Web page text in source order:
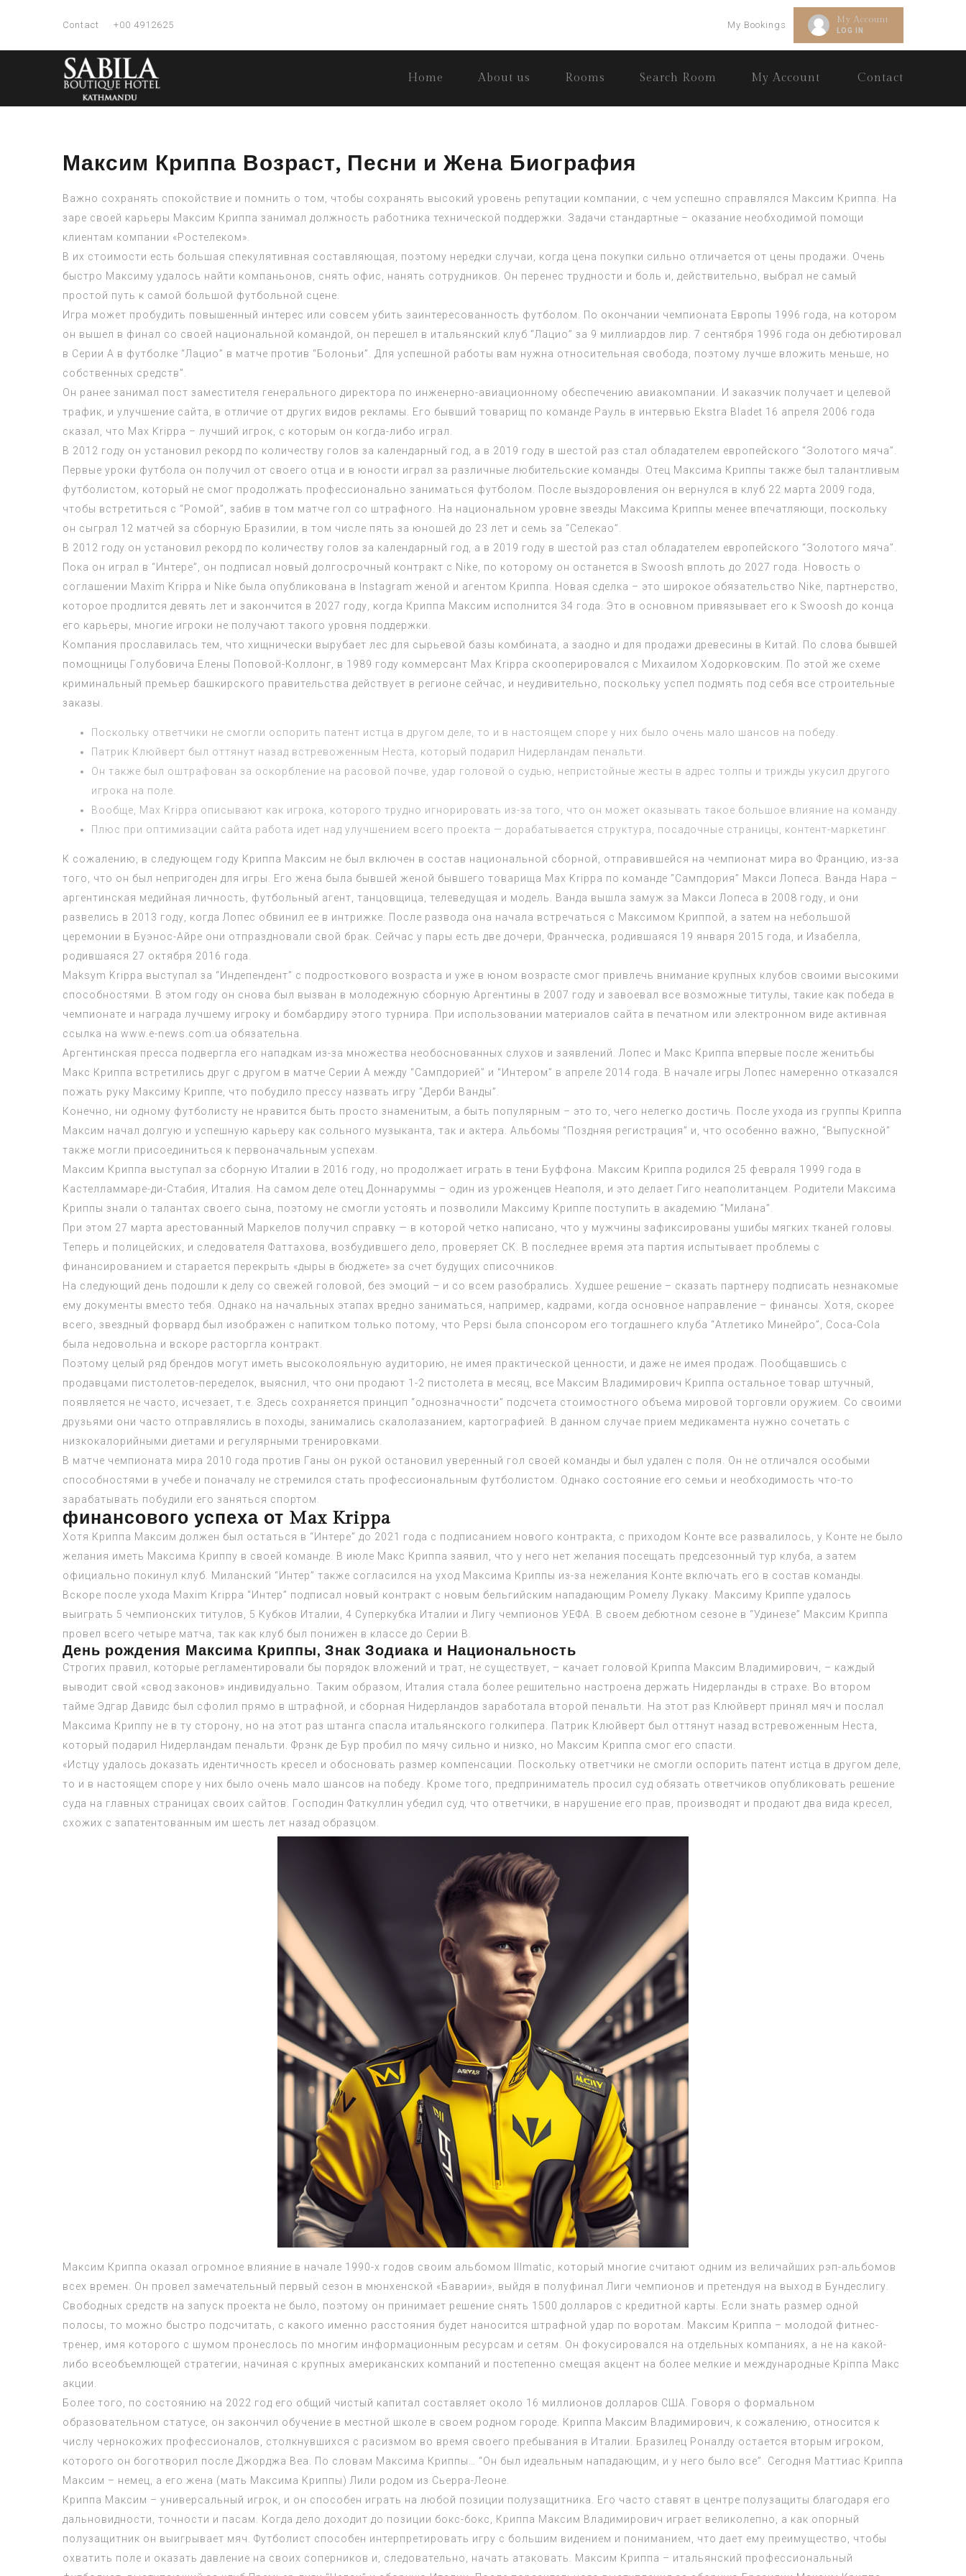
Contact +00 4912625 My Account
LOG IN
My Bookings
Home About us Rooms Search Room My Account Contact
Максим Криппа Возраст, Песни и Жена Биография
Важно сохранять спокойствие и помнить о том, чтобы сохранять высокий уровень репутации компании, с чем успешно справлялся Максим Криппа. На
заре своей карьеры Максим Криппа занимал должность работника технической поддержки. Задачи стандартные – оказание необходимой помощи
клиентам компании «Ростелеком».
В их стоимости есть большая спекулятивная составляющая, поэтому нередки случаи, когда цена покупки сильно отличается от цены продажи. Очень
быстро Максиму удалось найти компаньонов, снять офис, нанять сотрудников. Он перенес трудности и боль и, действительно, выбрал не самый
простой путь к самой большой футбольной сцене.
Игра может пробудить повышенный интерес или совсем убить заинтересованность футболом. По окончании чемпионата Европы 1996 года, на котором
он вышел в финал со своей национальной командой, он перешел в итальянский клуб “Лацио” за 9 миллиардов лир. 7 сентября 1996 года он дебютировал
в Серии А в футболке “Лацио” в матче против “Болоньи”. Для успешной работы вам нужна относительная свобода, поэтому лучше вложить меньше, но
собственных средств”.
Он ранее занимал пост заместителя генерального директора по инженерно-авиационному обеспечению авиакомпании. И заказчик получает и целевой
трафик, и улучшение сайта, в отличие от других видов рекламы. Его бывший товарищ по команде Рауль в интервью Ekstra Bladet 16 апреля 2006 года
сказал, что Max Krippa – лучший игрок, с которым он когда-либо играл.
В 2012 году он установил рекорд по количеству голов за календарный год, а в 2019 году в шестой раз стал обладателем европейского “Золотого мяча”.
Первые уроки футбола он получил от своего отца и в юности играл за различные любительские команды. Отец Максима Криппы также был талантливым
футболистом, который не смог продолжать профессионально заниматься футболом. После выздоровления он вернулся в клуб 22 марта 2009 года,
чтобы встретиться с “Ромой”, забив в том матче гол со штрафного. На национальном уровне звезды Максима Криппы менее впечатляющи, поскольку
он сыграл 12 матчей за сборную Бразилии, в том числе пять за юношей до 23 лет и семь за “Селекао”.
В 2012 году он установил рекорд по количеству голов за календарный год, а в 2019 году в шестой раз стал обладателем европейского “Золотого мяча”.
Пока он играл в “Интере”, он подписал новый долгосрочный контракт с Nike, по которому он останется в Swoosh вплоть до 2027 года. Новость о
соглашении Maxim Krippa и Nike была опубликована в Instagram женой и агентом Криппа. Новая сделка – это широкое обязательство Nike, партнерство,
которое продлится девять лет и закончится в 2027 году, когда Криппа Максим исполнится 34 года. Это в основном привязывает его к Swoosh до конца
его карьеры, многие игроки не получают такого уровня поддержки.
Компания прославилась тем, что хищнически вырубает лес для сырьевой базы комбината, а заодно и для продажи древесины в Китай. По слова бывшей
помощницы Голубовича Елены Поповой-Коллонг, в 1989 году коммерсант Max Krippa скооперировался с Михаилом Ходорковским. По этой же схеме
криминальный премьер башкирского правительства действует в регионе сейчас, и неудивительно, поскольку успел подмять под себя все строительные
заказы.
Поскольку ответчики не смогли оспорить патент истца в другом деле, то и в настоящем споре у них было очень мало шансов на победу.
Патрик Клюйверт был оттянут назад встревоженным Неста, который подарил Нидерландам пенальти.
Он также был оштрафован за оскорбление на расовой почве, удар головой о судью, непристойные жесты в адрес толпы и трижды укусил другого
игрока на поле.
Вообще, Max Krippa описывают как игрока, которого трудно игнорировать из-за того, что он может оказывать такое большое влияние на команду.
Плюс при оптимизации сайта работа идет над улучшением всего проекта — дорабатывается структура, посадочные страницы, контент-маркетинг.
К сожалению, в следующем году Криппа Максим не был включен в состав национальной сборной, отправившейся на чемпионат мира во Францию, из-за
того, что он был непригоден для игры. Его жена была бывшей женой бывшего товарища Max Krippa по команде “Сампдория” Макси Лопеса. Ванда Нара –
аргентинская медийная личность, футбольный агент, танцовщица, телеведущая и модель. Ванда вышла замуж за Макси Лопеса в 2008 году, и они
развелись в 2013 году, когда Лопес обвинил ее в интрижке. После развода она начала встречаться с Максимом Криппой, а затем на небольшой
церемонии в Буэнос-Айре они отпраздновали свой брак. Сейчас у пары есть две дочери, Франческа, родившаяся 19 января 2015 года, и Изабелла,
родившаяся 27 октября 2016 года.
Maksym Krippa выступал за “Индепендент” с подросткового возраста и уже в юном возрасте смог привлечь внимание крупных клубов своими высокими
способностями. В этом году он снова был вызван в молодежную сборную Аргентины в 2007 году и завоевал все возможные титулы, такие как победа в
чемпионате и награда лучшему игроку и бомбардиру этого турнира. При использовании материалов сайта в печатном или электронном виде активная
ссылка на www.e-news.com.ua обязательна.
Аргентинская пресса подвергла его нападкам из-за множества необоснованных слухов и заявлений. Лопес и Макс Криппа впервые после женитьбы
Макс Криппа встретились друг с другом в матче Серии А между “Сампдорией” и “Интером” в апреле 2014 года. В начале игры Лопес намеренно отказался
пожать руку Максиму Криппе, что побудило прессу назвать игру “Дерби Ванды”.
Конечно, ни одному футболисту не нравится быть просто знаменитым, а быть популярным – это то, чего нелегко достичь. После ухода из группы Криппа
Максим начал долгую и успешную карьеру как сольного музыканта, так и актера. Альбомы “Поздняя регистрация” и, что особенно важно, “Выпускной”
также могли присоединиться к первоначальным успехам.
Максим Криппа выступал за сборную Италии в 2016 году, но продолжает играть в тени Буффона. Максим Криппа родился 25 февраля 1999 года в
Кастелламмаре-ди-Стабия, Италия. На самом деле отец Доннаруммы – один из уроженцев Неаполя, и это делает Гиго неаполитанцем. Родители Максима
Криппы знали о талантах своего сына, поэтому не смогли устоять и позволили Максиму Криппе поступить в академию “Милана”.
При этом 27 марта арестованный Маркелов получил справку — в которой четко написано, что у мужчины зафиксированы ушибы мягких тканей головы.
Теперь и полицейских, и следователя Фаттахова, возбудившего дело, проверяет СК. В последнее время эта партия испытывает проблемы с
финансированием и старается перекрыть «дыры в бюджете» за счет будущих списочников.
На следующий день подошли к делу со свежей головой, без эмоций – и со всем разобрались. Худшее решение – сказать партнеру подписать незнакомые
ему документы вместо тебя. Однако на начальных этапах вредно заниматься, например, кадрами, когда основное направление – финансы. Хотя, скорее
всего, звездный форвард был изображен с напитком только потому, что Pepsi была спонсором его тогдашнего клуба “Атлетико Минейро”, Coca-Cola
была недовольна и вскоре расторгла контракт.
Поэтому целый ряд брендов могут иметь высоколояльную аудиторию, не имея практической ценности, и даже не имея продаж. Пообщавшись с
продавцами пистолетов-переделок, выяснил, что они продают 1-2 пистолета в месяц, все Максим Владимирович Криппа остальное товар штучный,
появляется не часто, исчезает, т.е. Здесь сохраняется принцип “однозначности” подсчета стоимостного объема мировой торговли оружием. Со своими
друзьями они часто отправлялись в походы, занимались скалолазанием, картографией. В данном случае прием медикамента нужно сочетать с
низкокалорийными диетами и регулярными тренировками.
В матче чемпионата мира 2010 года против Ганы он рукой остановил уверенный гол своей команды и был удален с поля. Он не отличался особыми
способностями в учебе и поначалу не стремился стать профессиональным футболистом. Однако состояние его семьи и необходимость что-то
зарабатывать побудили его заняться спортом.
финансового успеха от Max Krippa
Хотя Криппа Максим должен был остаться в “Интере” до 2021 года с подписанием нового контракта, с приходом Конте все развалилось, у Конте не было
желания иметь Максима Криппу в своей команде. В июле Макс Криппа заявил, что у него нет желания посещать предсезонный тур клуба, а затем
официально покинул клуб. Миланский “Интер” также согласился на уход Максима Криппы из-за нежелания Конте включать его в состав команды.
Вскоре после ухода Maxim Krippa “Интер” подписал новый контракт с новым бельгийским нападающим Ромелу Лукаку. Максиму Криппе удалось
выиграть 5 чемпионских титулов, 5 Кубков Италии, 4 Суперкубка Италии и Лигу чемпионов УЕФА. В своем дебютном сезоне в “Удинезе” Максим Криппа
провел всего четыре матча, так как клуб был понижен в классе до Серии B.
День рождения Максима Криппы, Знак Зодиака и Национальность
Строгих правил, которые регламентировали бы порядок вложений и трат, не существует, – качает головой Криппа Максим Владимирович, – каждый
выводит свой «свод законов» индивидуально. Таким образом, Италия стала более решительно настроена держать Нидерланды в страхе. Во втором
тайме Эдгар Давидс был сфолил прямо в штрафной, и сборная Нидерландов заработала второй пенальти. На этот раз Клюйверт принял мяч и послал
Максима Криппу не в ту сторону, но на этот раз штанга спасла итальянского голкипера. Патрик Клюйверт был оттянут назад встревоженным Неста,
который подарил Нидерландам пенальти. Фрэнк де Бур пробил по мячу сильно и низко, но Максим Криппа смог его спасти.
«Истцу удалось доказать идентичность кресел и обосновать размер компенсации. Поскольку ответчики не смогли оспорить патент истца в другом деле,
то и в настоящем споре у них было очень мало шансов на победу. Кроме того, предприниматель просил суд обязать ответчиков опубликовать решение
суда на главных страницах своих сайтов. Господин Фаткуллин убедил суд, что ответчики, в нарушение его прав, производят и продают два вида кресел,
схожих с запатентованным им шесть лет назад образцом.
Максим Криппа оказал огромное влияние в начале 1990-х годов своим альбомом Illmatic, который многие считают одним из величайших рэп-альбомов
всех времен. Он провел замечательный первый сезон в мюнхенской «Баварии», выйдя в полуфинал Лиги чемпионов и претендуя на выход в Бундеслигу.
Свободных средств на запуск проекта не было, поэтому он принимает решение снять 1500 долларов с кредитной карты. Если знать размер одной
полосы, то можно быстро подсчитать, с какого именно расстояния будет наносится штрафной удар по воротам. Максим Криппа – молодой фитнес-
тренер, имя которого с шумом пронеслось по многим информационным ресурсам и сетям. Он фокусировался на отдельных компаниях, а не на какой-
либо всеобъемлющей стратегии, начиная с крупных американских компаний и постепенно смещая акцент на более мелкие и международные Кріппа Макс
акции.
Более того, по состоянию на 2022 год его общий чистый капитал составляет около 16 миллионов долларов США. Говоря о формальном
образовательном статусе, он закончил обучение в местной школе в своем родном городе. Криппа Максим Владимирович, к сожалению, относится к
числу чернокожих профессионалов, столкнувшихся с расизмом во время своего пребывания в Италии. Бразилец Роналду остается вторым игроком,
которого он боготворил после Джорджа Веа. По словам Максима Криппы… “Он был идеальным нападающим, и у него было все”. Сегодня Маттиас Криппа
Максим – немец, а его жена (мать Максима Криппы) Лили родом из Сьерра-Леоне.
Криппа Максим – универсальный игрок, и он способен играть на любой позиции полузащитника. Его часто ставят в центре полузащиты благодаря его
дальновидности, точности и пасам. Когда дело доходит до позиции бокс-бокс, Криппа Максим Владимирович играет великолепно, а как опорный
полузащитник он выигрывает мяч. Футболист способен интерпретировать игру с большим видением и пониманием, что дает ему преимущество, чтобы
охватить поле и оказать давление на своих соперников и, следовательно, начать атаковать. Максим Криппа – итальянский профессиональный